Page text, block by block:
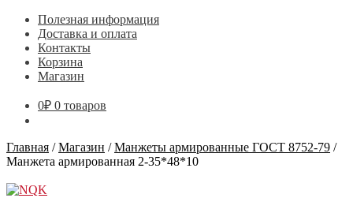
Полезная информация
Доставка и оплата
Контакты
Корзина
Магазин
0₽ 0 товаров
Главная /Магазин /Манжеты армированные ГОСТ 8752-79 /
Манжета армированная 2-35*48*10